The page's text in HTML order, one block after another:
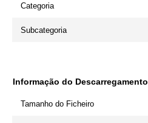
Categoria
Subcategoria
Informação do Descarregamento
Tamanho do Ficheiro